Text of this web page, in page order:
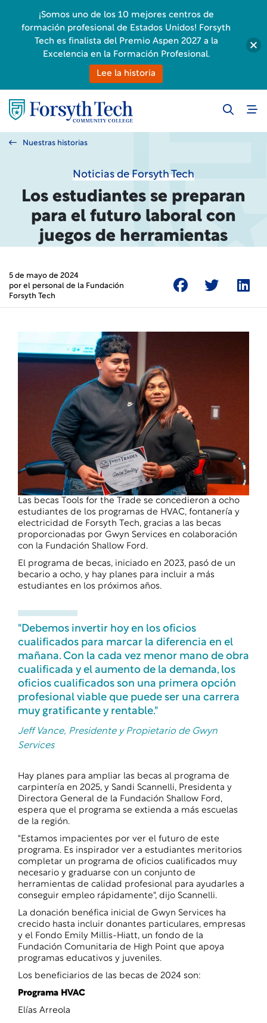
Nuestras historias
Noticias de Forsyth Tech
Los estudiantes se preparan
para el futuro laboral con
juegos de herramientas
5 de mayo de 2024
por el personal de la Fundación
Forsyth Tech
Las becas Tools for the Trade se concedieron a ocho
estudiantes de los programas de HVAC, fontanería y
electricidad de Forsyth Tech, gracias a las becas
proporcionadas por Gwyn Services en colaboración
con la Fundación Shallow Ford.
El programa de becas, iniciado en 2023, pasó de un
becario a ocho, y hay planes para incluir a más
estudiantes en los próximos años.
"Debemos invertir hoy en los oficios
cualificados para marcar la diferencia en el
mañana. Con la cada vez menor mano de obra
cualificada y el aumento de la demanda, los
oficios cualificados son una primera opción
profesional viable que puede ser una carrera
muy gratificante y rentable."
Jeff Vance, Presidente y Propietario de Gwyn
Services
Hay planes para ampliar las becas al programa de
carpintería en 2025, y Sandi Scannelli, Presidenta y
Directora General de la Fundación Shallow Ford,
espera que el programa se extienda a más escuelas
de la región.
"Estamos impacientes por ver el futuro de este
programa. Es inspirador ver a estudiantes meritorios
completar un programa de oficios cualificados muy
necesario y graduarse con un conjunto de
herramientas de calidad profesional para ayudarles a
conseguir empleo rápidamente", dijo Scannelli.
La donación benéfica inicial de Gwyn Services ha
crecido hasta incluir donantes particulares, empresas
y el Fondo Emily Millis-Hiatt, un fondo de la
Fundación Comunitaria de High Point que apoya
programas educativos y juveniles.
Los beneficiarios de las becas de 2024 son:
Programa HVAC
Elías Arreola
¡Somos uno de los 10 mejores centros de
formación profesional de Estados Unidos! Forsyth
Tech es finalista del Premio Aspen 2027 a la
Excelencia en la Formación Profesional.
Lee la historia